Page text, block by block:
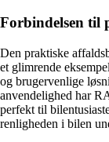
Forbindelsen til
Den praktiske
et glimrende
og brugervenlige
anvendelighed har
perfekt til
renligheden i bilen